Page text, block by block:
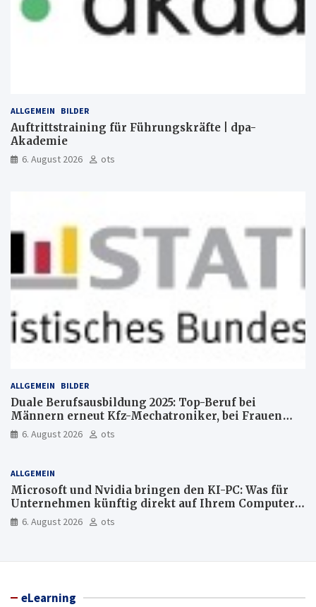
ALLGEMEIN BILDER
Auftrittstraining für Führungskräfte | dpa-
Akademie
6. August 2026 ots
ALLGEMEIN BILDER
Duale Berufsausbildung 2025: Top-Beruf bei
Männern erneut Kfz-Mechatroniker, bei Frauen
medizinische Fachangestellte
6. August 2026 ots
ALLGEMEIN
Microsoft und Nvidia bringen den KI-PC: Was für
Unternehmen künftig direkt auf Ihrem Computer
läuft und was weiter in der Cloud bleibt
6. August 2026 ots
eLearning